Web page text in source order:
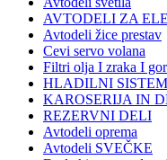
AVTODELI ZA
Avtodeli žice prestav
Cevi servo volana
Filtri olja I zraka I
HLADILNI
KAROSERIJA IN
REZERVNI DELI
Avtodeli oprema
Avtodeli SVEČKE